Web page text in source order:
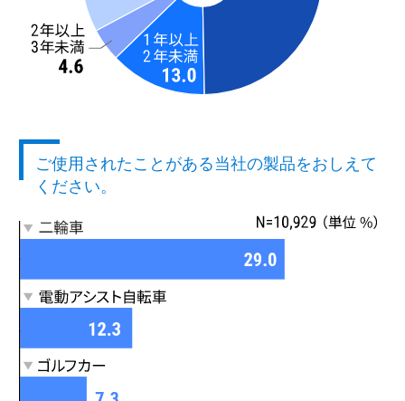
ご使用されたことがある当社の製品をおしえて
ください。